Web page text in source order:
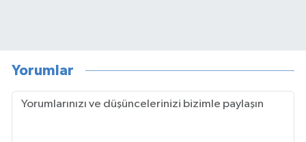
Yorumlar